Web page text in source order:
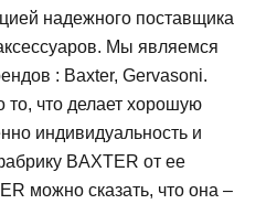
надежного поставщика
Мы являемся
: Baxter, Gervasoni.
то, что делает хорошую
индивидуальность и
BAXTER от ее
можно сказать, что она –